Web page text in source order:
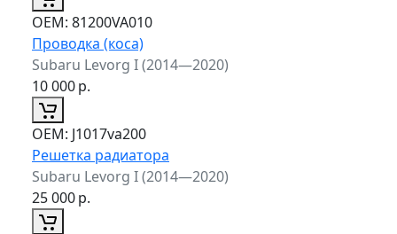
ОЕМ: 81200VA010
Проводка (коса)
Subaru Levorg I (2014—2020)
10 000р.
ОЕМ: J1017va200
Решетка радиатора
Subaru Levorg I (2014—2020)
25 000р.